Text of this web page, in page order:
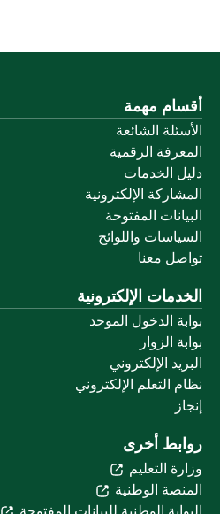
أقسام مهمة
الأسئلة الشائعة
المعرفة الرقمية
دليل الخدمات
المشاركة الإلكترونية
البيانات المفتوحة
السياسات واللوائح
تواصل معنا
الخدمات الإلكترونية
بوابة الدخول الموحد
بوابة الزوار
البريد الإلكتروني
نظام التعلم الإلكتروني
إنجاز
روابط أخرى
وزارة التعليم
المنصة الوطنية
البوابة الوطنية للبيانات المفتوحة